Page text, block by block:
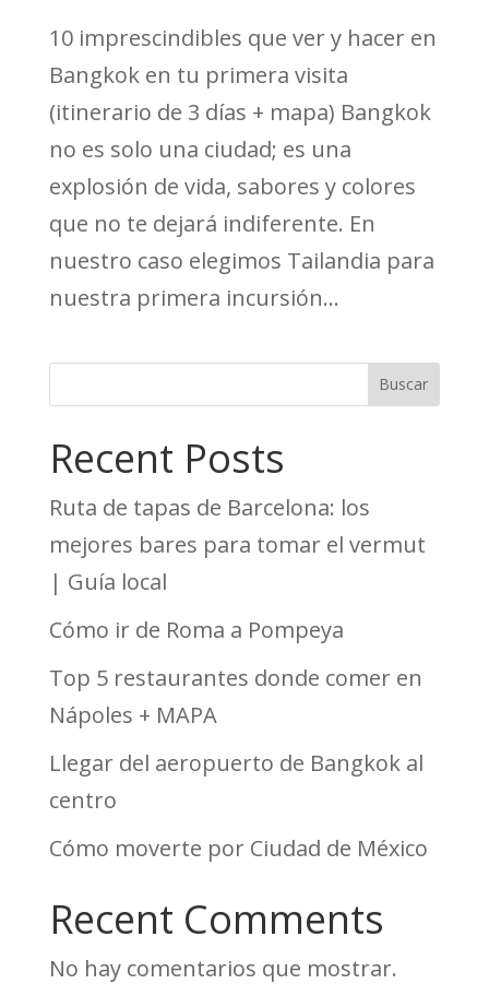
10 imprescindibles que ver y hacer en
Bangkok en tu primera visita
(itinerario de 3 días + mapa) Bangkok
no es solo una ciudad; es una
explosión de vida, sabores y colores
que no te dejará indiferente. En
nuestro caso elegimos Tailandia para
nuestra primera incursión...
Buscar
Recent Posts
Ruta de tapas de Barcelona: los
mejores bares para tomar el vermut
| Guía local
Cómo ir de Roma a Pompeya
Top 5 restaurantes donde comer en
Nápoles + MAPA
Llegar del aeropuerto de Bangkok al
centro
Cómo moverte por Ciudad de México
Recent Comments
No hay comentarios que mostrar.